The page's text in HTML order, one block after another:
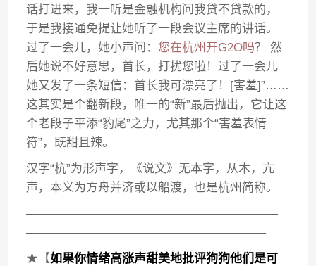
话打进来，我一听是金融机构问我贷不贷款的，
于是我接通免提让她听了一段会议主席的讲话。
过了一会儿，她小声问：您在杭州开G2O吗？ 然
后她说不好意思，首长，打扰您啦！过了一会儿
她又发了一条短信：首长我可漂亮了！[害羞]”……
这其实是个翻新段，唯一的“新”最后抛出，它让这
个老段子平添“豹尾”之力，尤其那个“害羞表情
符”，既甜且辣。
汉字“杭”为形声字，《说文》无本字，从木，亢
声，本义为方舟并济或以船渡，也是杭州简称。
—————————————————————
————————————————————
★【如果你情绪高涨声甜美地批评狗狗他们是可